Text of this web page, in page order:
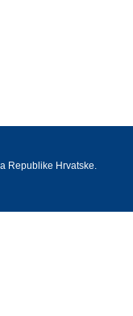
Republike Hrvatske.